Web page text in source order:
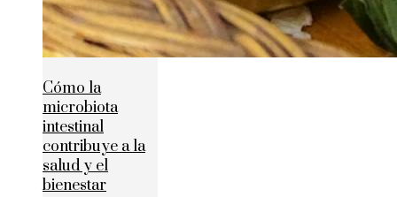
Cómo la
microbiota
intestinal
contribuye a la
salud y el
bienestar